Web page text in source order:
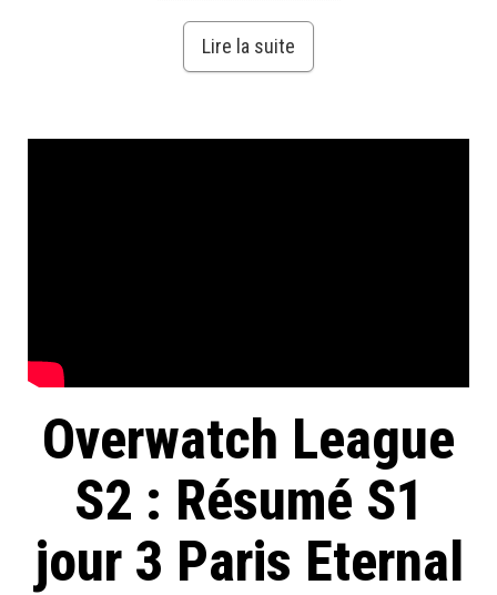
Lire la suite
Overwatch League
S2 : Résumé S1
jour 3 Paris Eternal